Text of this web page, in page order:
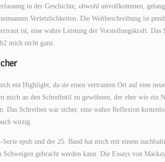
in der Geschichte, obwohl unvollkommen,
Verletzlichkeiten. Die Weltbeschreibung ist
ist, eine wahre Leistung der Vorstellungskraft.
mich nicht ganz.
ein Highlight, da sie einen vertrauten Ort auf eine
mich an den Schreibstil zu gewöhnen, der eher wie ein
Das Schreiben war sicher, eine wahre Reflexion
witzig.
epub und der 25. Band hat mich mit einem
Schweigen gebracht werden kann. Die Essays von